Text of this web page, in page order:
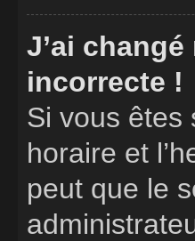
J’ai
incorrecte !
Si vous êtes
horaire et
peut que le